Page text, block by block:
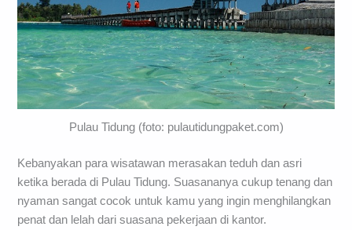
Pulau Tidung (foto: pulautidungpaket.com)
Kebanyakan para wisatawan merasakan teduh dan asri
ketika berada di Pulau Tidung. Suasananya cukup tenang dan
nyaman sangat cocok untuk kamu yang ingin menghilangkan
penat dan lelah dari suasana pekerjaan di kantor.